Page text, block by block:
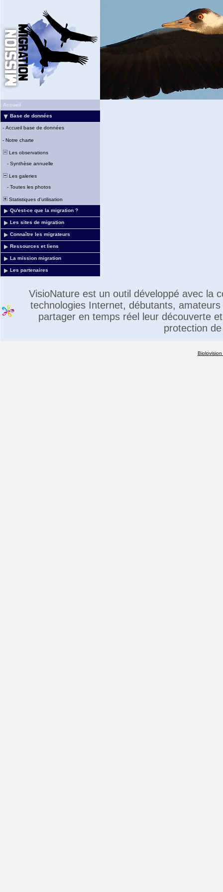
Accueil
Base de données
- Accueil base de données
- Notre charte
Les observations
- Synthèse annuelle
Les galeries
- Toutes les photos
Statistiques d'utilisation
Qu'est-ce que la migration ?
Les sites de migration
Connaître les migrateurs
Ressources et liens
La mission migration
Les partenaires
VisioNature est un outil développé avec la
technologies Internet, débutants,
partager en temps réel leur découverte
protection
Biolovision